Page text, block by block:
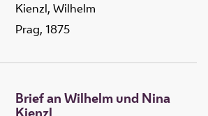
Kienzl, Wilhelm
Prag, 1875
Brief an Wilhelm und Nina